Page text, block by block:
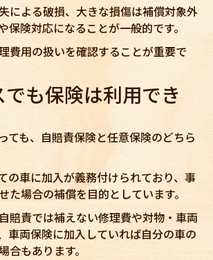
による破損、大きな損傷は補償対象外
保険対応になることが一般的です。
費用の扱いを確認することが重要で
でも保険は利用でき
ても、自賠責保険と任意保険のどちら
の車に加入が義務付けられており、事
た場合の補償を目的としています。
賠責では補えない修理費や対物・車両
車両保険に加入していれば自分の車の
合もあります。